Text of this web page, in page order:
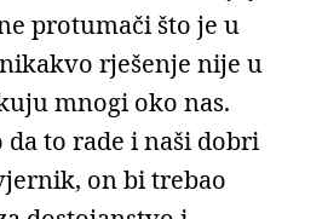
protumači što je u
rješenje nije u
mnogi oko nas.
to rade i naši dobri
on bi trebao